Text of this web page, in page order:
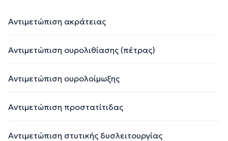
Αντιμετώπιση ακράτειας
Αντιμετώπιση ουρολιθίασης (πέτρας)
Αντιμετώπιση ουρολοίμωξης
Αντιμετώπιση προστατίτιδας
Αντιμετώπιση στυτικής δυσλειτουργίας